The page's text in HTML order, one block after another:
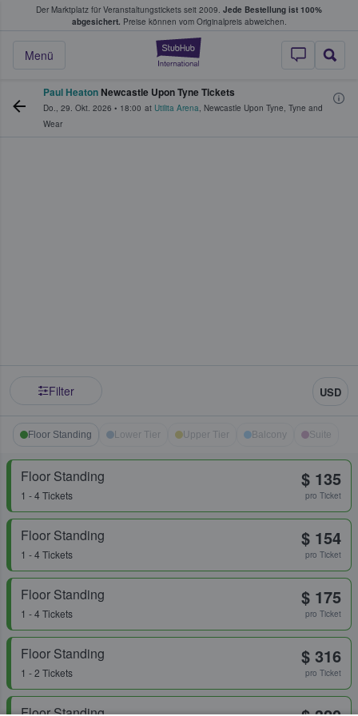
Der Marktplatz für Veranstaltungstickets seit 2009. Jede Bestellung ist 100%
abgesichert. Preise können vom Originalpreis abweichen.
StubHub - Wo
Menü
Tickets kaufen & verkaufen
Paul Heaton Newcastle Upon Tyne Tickets
Do., 29. Okt. 2026 • 18:00 at Utilita Arena, Newcastle Upon Tyne, Tyne and
Wear
Filter USD
Floor Standing Lower Tier Upper Tier Balcony Suite
Floor Standing
1 - 4 Tickets
$ 135
pro Ticket
Floor Standing
1 - 4 Tickets
$ 154
pro Ticket
Floor Standing
1 - 4 Tickets
$ 175
pro Ticket
Floor Standing
1 - 2 Tickets
$ 316
pro Ticket